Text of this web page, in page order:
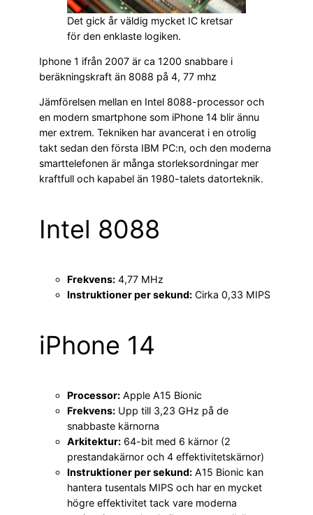
Det gick år väldig mycket IC kretsar
för den enklaste logiken.
Iphone 1 ifrån 2007 är ca 1200 snabbare i
beräkningskraft än 8088 på 4, 77 mhz
Jämförelsen mellan en Intel 8088-processor och
en modern smartphone som iPhone 14 blir ännu
mer extrem. Tekniken har avancerat i en otrolig
takt sedan den första IBM PC:n, och den moderna
smarttelefonen är många storleksordningar mer
kraftfull och kapabel än 1980-talets datorteknik.
Intel 8088
Frekvens: 4,77 MHz
Instruktioner per sekund: Cirka 0,33 MIPS
iPhone 14
Processor: Apple A15 Bionic
Frekvens: Upp till 3,23 GHz på de
snabbaste kärnorna
Arkitektur: 64-bit med 6 kärnor (2
prestandakärnor och 4 effektivitetskärnor)
Instruktioner per sekund: A15 Bionic kan
hantera tusentals MIPS och har en mycket
högre effektivitet tack vare moderna